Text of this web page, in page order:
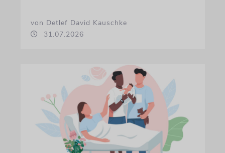
von Detlef David Kauschke
31.07.2026